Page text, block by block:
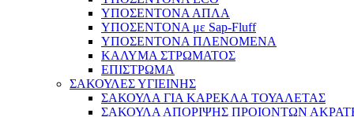
ΥΠΟΣΕΝΤΟΝΑ ΑΠΛΑ
ΥΠΟΣΕΝΤΟΝΑ με Sap-Fluff
ΥΠΟΣΕΝΤΟΝΑ ΠΛΕΝΟΜΕΝΑ
ΚΑΛΥΜΑ ΣΤΡΩΜΑΤΟΣ
ΕΠΙΣΤΡΩΜΑ
ΣΑΚΟΥΛΕΣ ΥΓΙΕΙΝΗΣ
ΣΑΚΟΥΛΑ ΓΙΑ ΚΑΡΕΚΛΑ ΤΟΥΑΛΕΤΑΣ
ΣΑΚΟΥΛΑ ΑΠΟΡΙΨΗΣ ΠΡΟΙΟΝΤΩΝ